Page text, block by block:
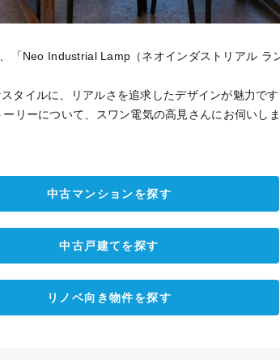
「Neo Industrial Lamp（ネオインダストリアル ラ
タイルに、リアルさを追求したデザインが魅力で
リーについて、スワン電気の高見さんにお伺いしま
中古マンションを探す
中古戸建てを探す
リノベ向き物件を探す